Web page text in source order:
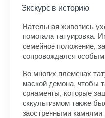
Экскурс в историю
Нательная живопись
помогала татуировка.
семейное положение,
сопровождался
Во многих племенах
маской демона, чтобы
орнаменты, которые
оккультизмом также
заостренными